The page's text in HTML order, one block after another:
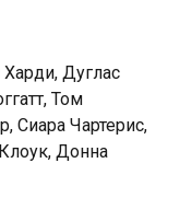
Дуглас
Том
Сиара Чартерис,
Донна